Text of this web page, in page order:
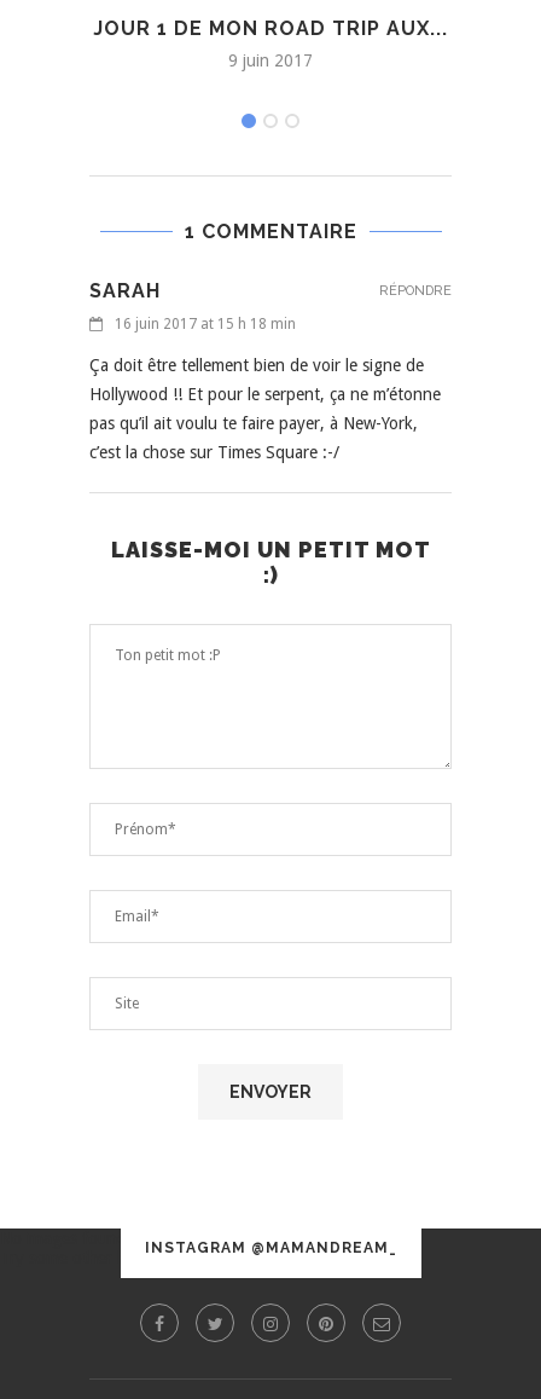
JOUR 1 DE MON ROAD TRIP AUX...
9 juin 2017
1 COMMENTAIRE
SARAH
16 juin 2017 at 15 h 18 min
Ça doit être tellement bien de voir le signe de
Hollywood !! Et pour le serpent, ça ne m’étonne
pas qu’il ait voulu te faire payer, à New-York,
c’est la chose sur Times Square :-/
RÉPONDRE
LAISSE-MOI UN PETIT MOT
:)
INSTAGRAM @MAMANDREAM_
Try some other hashtag or username